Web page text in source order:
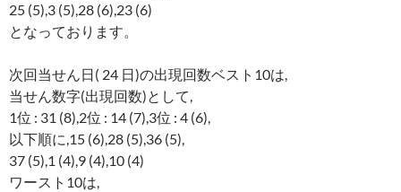
25 (5),3 (5),28 (6),23 (6)
となっております。
次回当せん日( 24 日)の出現回数ベスト10は,
当せん数字(出現回数)として,
1位 : 31 (8),2位 : 14 (7),3位 : 4 (6),
以下順に,15 (6),28 (5),36 (5),
37 (5),1 (4),9 (4),10 (4)
ワースト10は,